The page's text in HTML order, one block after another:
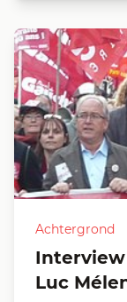
Achtergrond
Interview van Tariq Ali met Jean-
Luc